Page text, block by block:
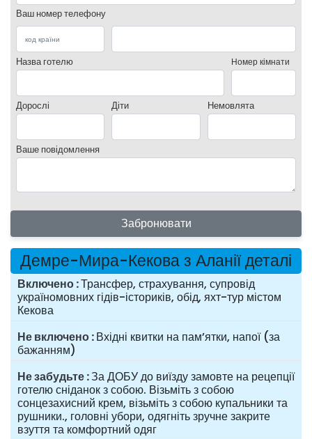
Ваш номер телефону
Назва готелю Номер кімнати
Дорослі Діти Немовлята
Ваше повідомлення
Забронювати
Демре-Мира-Кекова з Аланії деталі
Включено Трансфер, страхування, супровід
україномовних гідів-істориків, обід, яхт-тур містом
Кекова
Не включено Вхідні квитки на пам’ятки, напої (за
бажанням)
Не забудьте За ДОБУ до виїзду замовте на рецепції
готелю сніданок з собою. Візьміть з собою
сонцезахисний крем, візьміть з собою купальники та
рушники., головні убори, одягніть зручне закрите
взуття та комфортний одяг